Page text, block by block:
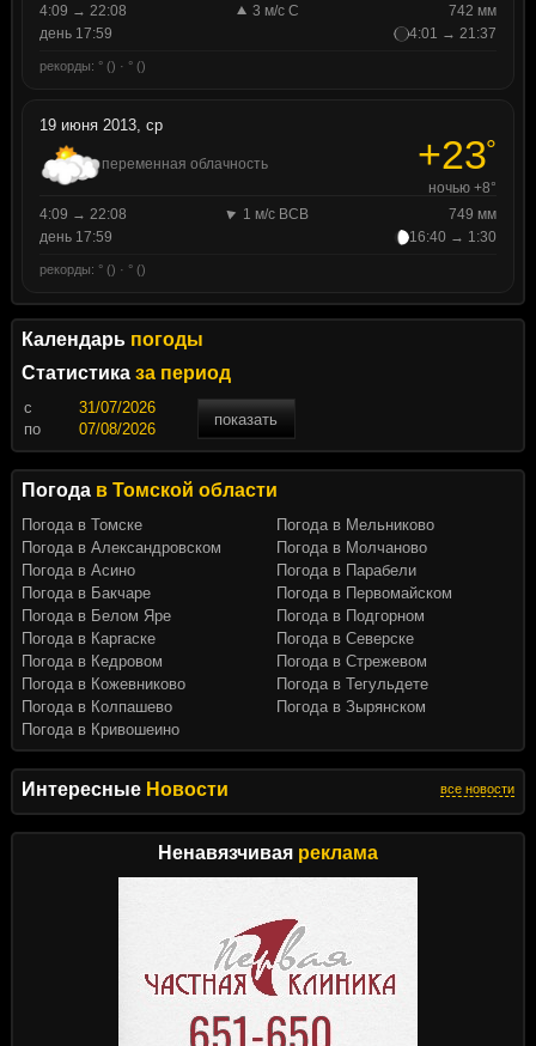
Интересные Новости все новости
Ненавязчивая реклама
4:09 → 22:08
3 м/с С
742 мм
день 17:59
4:01 → 21:37
рекорды: ° () · ° ()
19 июня 2013, ср
переменная облачность +23°
ночью +8°
4:09 → 22:08
1 м/с ВСВ
749 мм
день 17:59
16:40 → 1:30
рекорды: ° () · ° ()
Календарь погоды
Статистика за период
c
показать
по
Погода в Томской области
Погода в Томске
Погода в Александровском
Погода в Асино
Погода в Бакчаре
Погода в Белом Яре
Погода в Каргаске
Погода в Кедровом
Погода в Кожевниково
Погода в Колпашево
Погода в Кривошеино
Погода в Мельниково
Погода в Молчаново
Погода в Парабели
Погода в Первомайском
Погода в Подгорном
Погода в Северске
Погода в Стрежевом
Погода в Тегульдете
Погода в Зырянском